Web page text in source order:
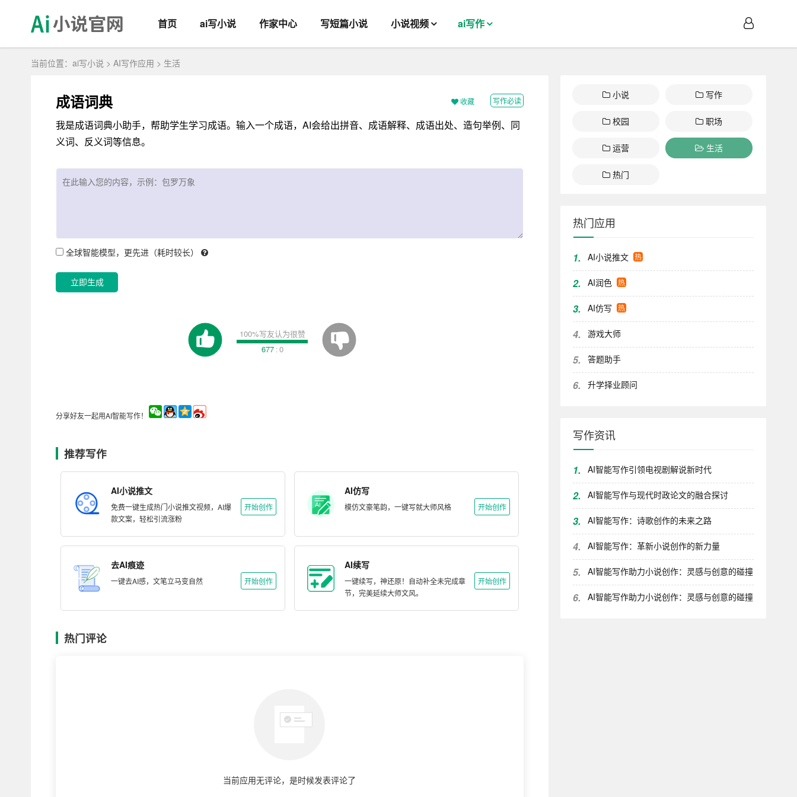
首页 ai写小说 作家中心 写短篇小说 小说视频 ai写作
当前位置： ai写小说 > AI写作应用 > 生活
成语词典 收藏 写作必读
我是成语词典小助手，帮助学生学习成语。输入一个成语，AI会给出拼音、成语解释、成语出处、造句举例、同
义词、反义词等信息。
全球智能模型，更先进（耗时较长）
立即生成
100%写友认为很赞
677:0
分享好友一起用AI智能写作！
推荐写作
AI小说推文
免费一键生成热门小说推文视频，AI爆
款文案，轻松引流涨粉
开始创作
AI仿写
模仿文豪笔韵，一键写就大师风格 开始创作
去AI痕迹
一键去AI感，文笔立马变自然 开始创作
AI续写
一键续写，神还原！自动补全未完成章
节，完美延续大师文风。
开始创作
热门评论
当前应用无评论，是时候发表评论了
小说 写作
校园 职场
运营 生活
热门
热门应用
1. AI小说推文 热
2. AI润色 热
3. AI仿写 热
4. 游戏大师
5. 答题助手
6. 升学择业顾问
写作资讯
1. AI智能写作引领电视剧解说新时代
2. AI智能写作与现代时政论文的融合探讨
3. AI智能写作：诗歌创作的未来之路
4. AI智能写作：革新小说创作的新力量
5. AI智能写作助力小说创作：灵感与创意的碰撞
6. AI智能写作助力小说创作：灵感与创意的碰撞